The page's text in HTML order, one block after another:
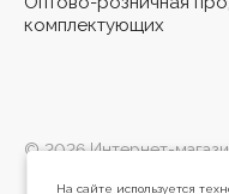
комплектующих
© 2026 Интернет-
На сайте используется